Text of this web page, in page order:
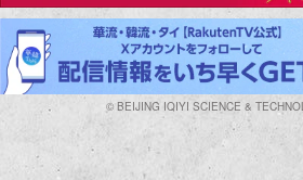
© BEIJING IQIYI SCIENCE &